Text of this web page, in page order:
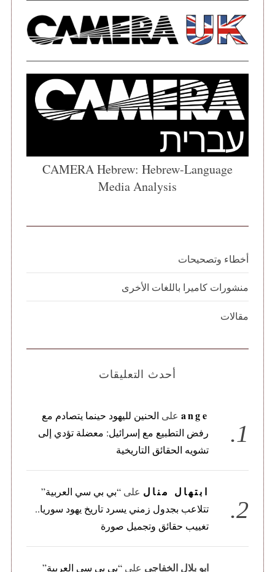
CAMERA Hebrew: Hebrew-Language
Media Analysis
أخطاء وتصحيحات
منشورات كاميرا باللغات الأخرى
مقالات
أحدث التعليقات
angeعلى الحنين لليهود حينما يتصادم مع
رفض التطبيع مع إسرائيل: معضلة تؤدي إلى
تشويه الحقائق التاريخية
ابتهال منال على“بي بي سي العربية”
تتلاعب بجدول زمني يسرد تاريخ يهود سوريا..
تغييب حقائق وتجميل صورة
ابو بلال الخفاجي على“بي بي سي العربية”